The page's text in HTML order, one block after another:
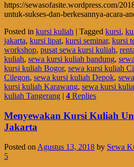
https://sewasofasite.wordpress.com/
untuk-sukses-dan-berkesannya-acara-
Posted in kursi kuliah | Tagged kursi,
jakarta, kursi lipat, kursi seminar, kursi
workshop, pusat sewa kursi kuliah,
kuliah, sewa kursi kuliah bandung,
kursi kuliah Bogor, sewa kursi kuliah
Cilegon, sewa kursi kuliah Depok,
kursi kuliah Karawang, sewa kursi
kuliah Tangerang | 4 Replies
Menyewakan Kursi Kuliah
Jakarta
Posted on Agustus 13, 2018 by Sewa
5